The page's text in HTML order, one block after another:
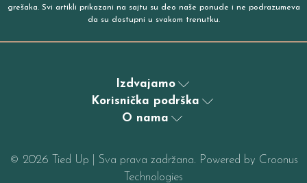
grešaka. Svi artikli prikazani na sajtu su deo naše ponude i ne podrazumeva
da su dostupni u svakom trenutku.
Izdvajamo
Korisnička podrška
O nama
© 2026 Tied Up | Sva prava zadržana. Powered by Croonus
Technologies